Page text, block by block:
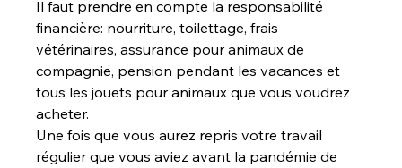
Il faut prendre en compte la responsabilité
financière: nourriture, toilettage, frais
vétérinaires, assurance pour animaux de
compagnie, pension pendant les vacances et
tous les jouets pour animaux que vous voudrez
acheter.
Une fois que vous aurez repris votre travail
régulier que vous aviez avant la pandémie de